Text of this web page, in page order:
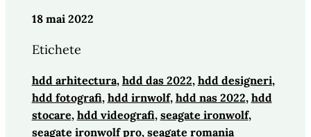
18 mai 2022
Etichete
hdd arhitectura, hdd das 2022, hdd designeri ,
hdd fotografi, hdd irnwolf, hdd nas 2022, hdd
stocare, hdd videografi, seagate ironwolf ,
seagate ironwolf pro, seagate romania